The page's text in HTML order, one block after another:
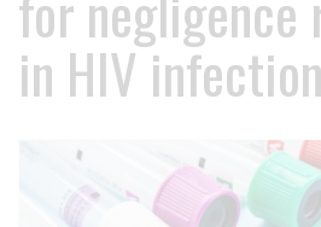
in HIV infection